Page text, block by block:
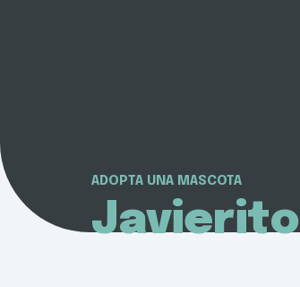
ADOPTA UNA MASCOTA
Javierito